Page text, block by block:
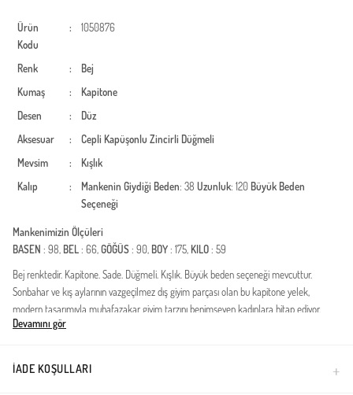
Ürün
Kodu
: 1050876
Renk :
Bej
Kumaş
:
Kapitone
Desen
:
Düz
Aksesuar
: Cepli Kapüşonlu Zincirli Düğmeli
Mevsim
:
Kışlık
Kalıp
: Mankenin Giydiği Beden: 38 Uzunluk: 120 Büyük Beden
Seçeneği
Mankenimizin Ölçüleri
BASEN : 98, BEL: 66,GÖĞÜS: 90, BOY: 175, KILO: 59
Bej renktedir. Kapitone. Sade. Düğmeli. Kışlık. Büyük beden seçeneği mevcuttur.
Sonbahar ve kış aylarının vazgeçilmez dış giyim parçası olan bu kapitone yelek,
modern tasarımıyla muhafazakar giyim tarzını benimseyen kadınlara hitap ediyor.
Uzun kesimi sayesinde vücut hatlarını zarifçe gizlerken, yüksek kaliteli kapitone
form kazandırarak daha şık bir görünüm elde etmenize yardımcı olur.Kumaş Özelliği:
Dayanıklı ve rüzgara karşı dirençli kapitone dış yüzey, iç kısmında ise ısıyı koruyan hafif
Devamını gör
İADE KOŞULLARI